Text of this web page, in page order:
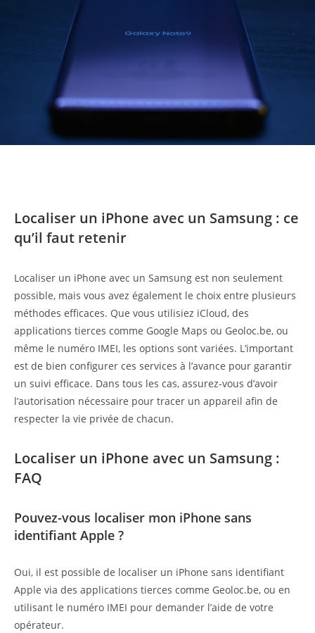
Localiser un iPhone avec un Samsung : ce
qu’il faut retenir
Localiser un iPhone avec un Samsung est non seulement
possible, mais vous avez également le choix entre plusieurs
méthodes efficaces. Que vous utilisiez iCloud, des
applications tierces comme Google Maps ou Geoloc.be, ou
même le numéro IMEI, les options sont variées. L’important
est de bien configurer ces services à l’avance pour garantir
un suivi efficace. Dans tous les cas, assurez-vous d’avoir
l’autorisation nécessaire pour tracer un appareil afin de
respecter la vie privée de chacun.
Localiser un iPhone avec un Samsung :
FAQ
Pouvez-vous localiser mon iPhone sans
identifiant Apple ?
Oui, il est possible de localiser un iPhone sans identifiant
Apple via des applications tierces comme Geoloc.be, ou en
utilisant le numéro IMEI pour demander l’aide de votre
opérateur.